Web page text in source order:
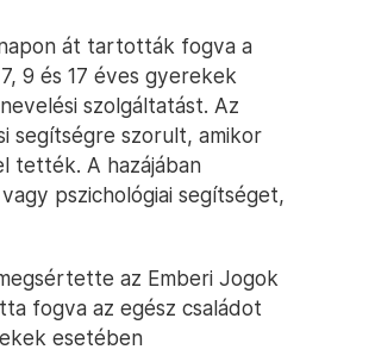
át tartották fogva a
9 és 17 éves gyerekek
szolgáltatást. Az
segítségre szorult, amikor
tették. A hazájában
pszichológiai segítséget,
az Emberi Jogok
fogva az egész családot
esetében